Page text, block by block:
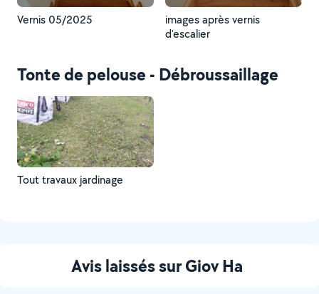
Vernis 05/2025
images après vernis
d'escalier
Tonte de pelouse - Débroussaillage
Tout travaux jardinage
Avis laissés sur Giov Ha